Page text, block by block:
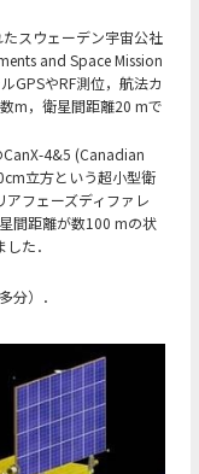
スウェーデン宇宙公社
and Space Mission
GPSやRF測位，航法カ
m，衛星間距離20 mで
4&5 (Canadian
立方という超小型衛
フェーズディファレ
間距離が数100 mの状
した．
分）．